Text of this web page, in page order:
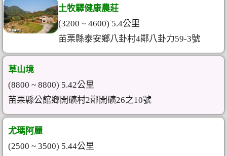
土牧驛健康農莊
(3200 ~ 4600) 5.4公里
苗栗縣泰安鄉八卦村4鄰八卦力59-3號
草山境
(8800 ~ 8800) 5.42公里
苗栗縣公館鄉開礦村2鄰開礦26之10號
尤瑪阿麗
(2500 ~ 3500) 5.44公里